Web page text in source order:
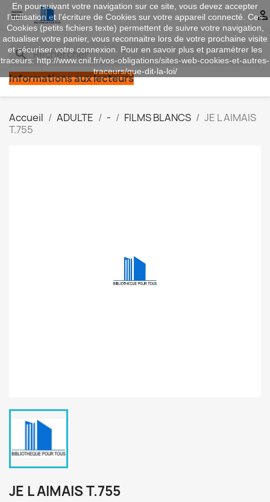
 
search
Informations aux lecteurs
Accueil ADULTE - FILMS BLANCS
JE L AIMAIS
T.755
JE L AIMAIS T.755
En poursuivant votre navigation sur ce site, vous devez accepter
l’utilisation et l'écriture de Cookies sur votre appareil connecté. Ces
Cookies (petits fichiers texte) permettent de suivre votre navigation,
actualiser votre panier, vous reconnaitre lors de votre prochaine visite
et sécuriser votre connexion. Pour en savoir plus et paramétrer les
traceurs: http://www.cnil.fr/vos-obligations/sites-web-cookies-et-autres-
traceurs/que-dit-la-loi/